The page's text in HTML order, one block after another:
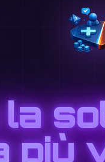
più